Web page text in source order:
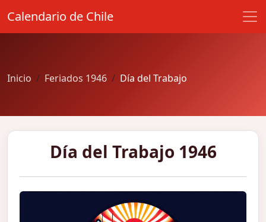
Calendario de Chile
Inicio Feriados 1946 Día del Trabajo
Día del Trabajo 1946